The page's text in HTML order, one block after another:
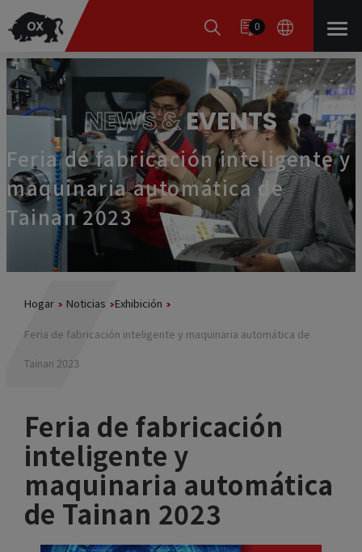
0
NEWS &EVENTS
Feria de fabricación inteligente y
maquinaria automática de
Tainan 2023
Hogar Noticias
Exhibición
Feria de fabricación inteligente y maquinaria automática de
Tainan 2023
Feria de fabricación
inteligente y
maquinaria automática
de Tainan 2023
Panel de gestión de cookies